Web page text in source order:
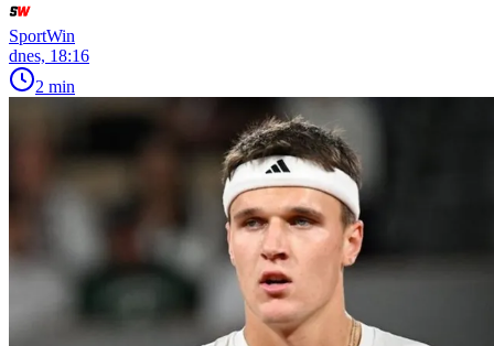
SportWin
dnes, 18:16
2 min